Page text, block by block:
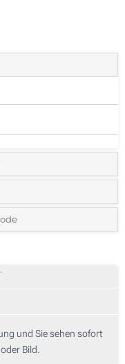
Ihr Logo:
und Sie sehen sofort
Bild.